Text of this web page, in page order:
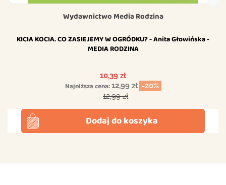
Wydawnictwo Media Rodzina
KICIA KOCIA. CO ZASIEJEMY W OGRÓDKU? - Anita Głowińska -
MEDIA RODZINA
Cena
10,39 zł
Najniższa cena:12,99 zł -20%
Cena podstawowa
12,99 zł
Dodaj do koszyka